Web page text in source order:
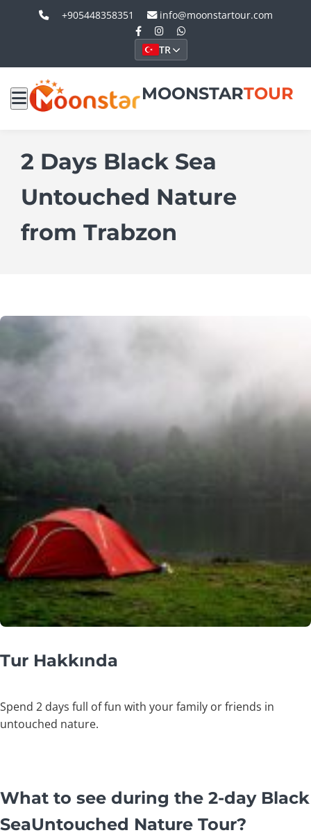
+905448358351 info@moonstartour.com
TR
MOONSTARTOUR
2 Days Black Sea
Untouched Nature
from Trabzon
Tur Hakkında
Spend 2 days full of fun with your family or friends in
untouched nature.
What to see during the 2-day Black
SeaUntouched Nature Tour?